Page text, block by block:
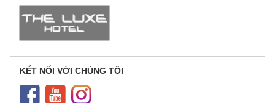
KẾT NỐI VỚI CHÚNG TÔI